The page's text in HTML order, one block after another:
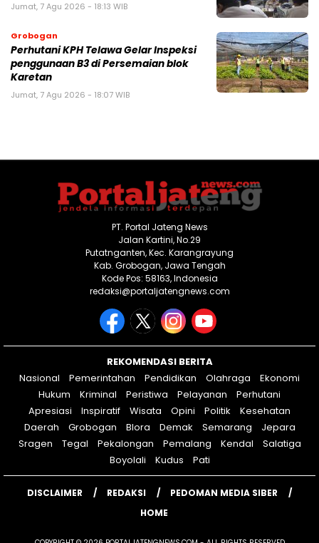
Jumat, 7 Agu 2026 - 18:13 WIB
Grobogan
Perhutani KPH Telawa Gelar Inspeksi
penggunaan B3 di Persemaian blok
Karetan
Jumat, 7 Agu 2026 - 18:07 WIB
PT. Portal Jateng News
Jalan Kartini, No.29
Putatnganten, Kec. Karangrayung
Kab. Grobogan, Jawa Tengah
Kode Pos: 58163, Indonesia
redaksi@portaljatengnews.com
REKOMENDASI BERITA
Nasional
Pemerintahan Pendidikan Olahraga
Ekonomi
Hukum
Kriminal Peristiwa Pelayanan
Perhutani
Apresiasi
Inspiratif Wisata Opini Politik
Kesehatan
Daerah
Grobogan Blora Demak Semarang
Jepara
Sragen
Tegal Pekalongan Pemalang Kendal
Salatiga
Boyolali
Kudus Pati
DISCLAIMER REDAKSI
PEDOMAN MEDIA SIBER
HOME